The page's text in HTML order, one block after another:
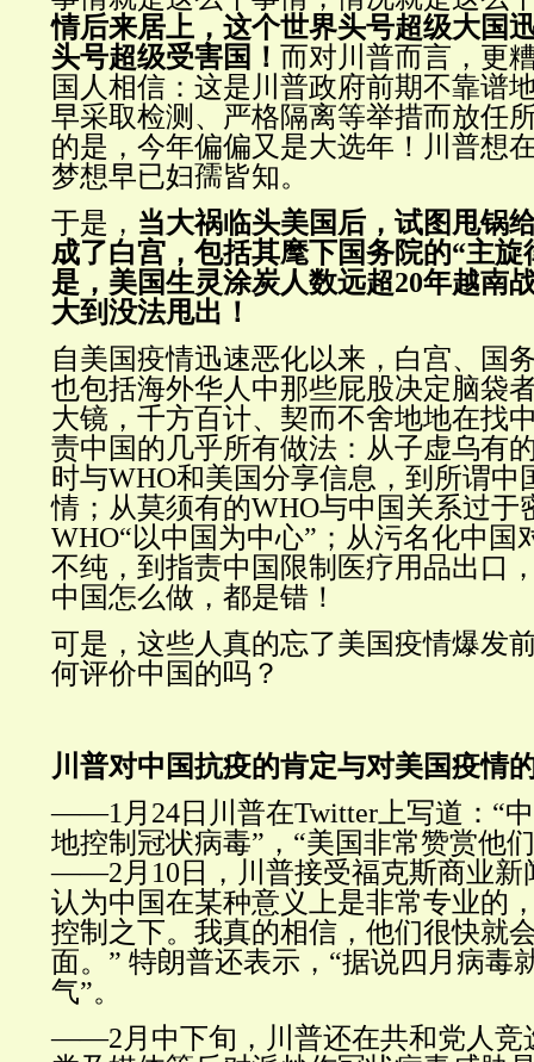
情后来居上，这个世界头号超级大国
头号超级受害国！ 而对川普而言， 更
国人相信：这是川普政府前期不靠谱
早采取检测、严格隔离等举措而放任
的是，今年偏偏又是大选年！川普想
梦想早已妇孺皆知。
于是， 当大祸临头美国后，试图甩锅
成了白宫，包括其麾下国务院的“主旋
是，美国生灵涂炭人数远超20年越南
大到没法甩出！
自美国疫情迅速恶化以来，白宫、国
也包括海外华人中那些屁股决定脑袋
大镜，千方百计、契而不舍地地在找
责中国的几乎所有做法：从子虚乌有
时与WHO和美国分享信息，到所谓中
情；从莫须有的WHO与中国关系过于
WHO“以中国为中心”；从污名化中国
不纯，到指责中国限制医疗用品出
中国怎么做，都是错！
可是，这些人真的忘了美国疫情爆发
何评价中国的吗？
川普对中国抗疫的肯定与对美国疫情
——1月24日川普在Twitter上写道：“
地控制冠状病毒”，“美国非常赞赏他
——2月10日，川普接受福克斯商业新
认为中国在某种意义上是非常专业的
控制之下。我真的相信，他们很快就
面。 ” 特朗普还表示，“据说四月病毒
气”。
——2月中下旬，川普还在共和党人竞